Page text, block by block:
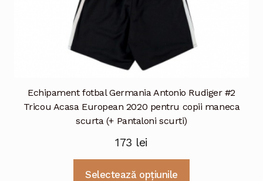
Echipament fotbal Germania Antonio Rudiger #2
Tricou Acasa European 2020 pentru copii maneca
scurta (+ Pantaloni scurti)
173 lei
Selectează opțiunile